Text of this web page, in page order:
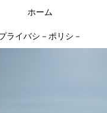
ホーム
ライバシ－ポリシ－